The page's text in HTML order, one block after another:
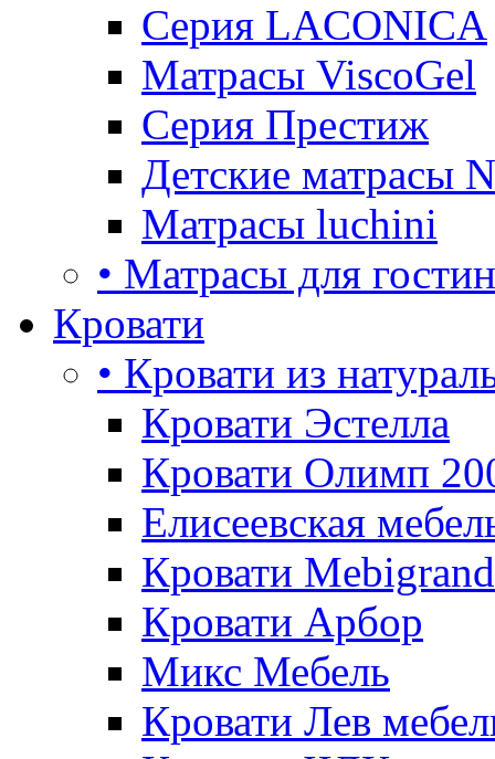
Серия LACONICA
Матрасы ViscoGel
Серия Престиж
Детские матрасы
Матрасы luchini
• Матрасы для
Кровати
• Кровати из
Кровати Эстелла
Кровати Олимп
Елисеевская
Кровати Mebigrand
Кровати Арбор
Микс Мебель
Кровати Лев